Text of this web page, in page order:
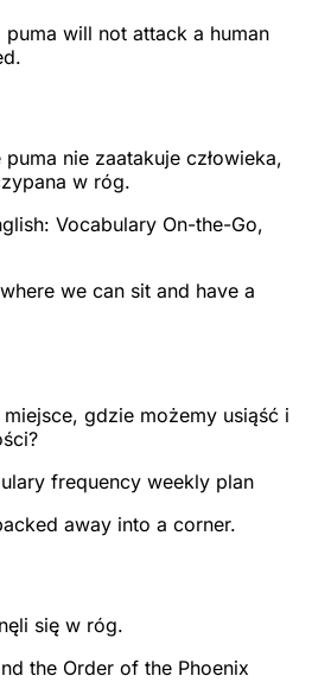
will not attack a human
nie zaatakuje człowieka,
w róg.
Vocabulary On-the-Go,
we can sit and have a
gdzie możemy usiąść i
frequency weekly plan
away into a corner.
się w róg.
the Order of the Phoenix